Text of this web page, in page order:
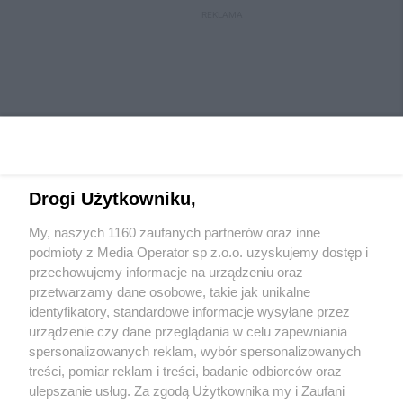
Wydawca mediówlokalnych
Nie zapomnij
zapoznać się z:
polityką prywatności regulamin korzystania z portali
Twojemiasto Skontaktuj się z nami
Drogi Użytkowniku,
My, naszych 1160 zaufanych partnerów oraz inne
podmioty z Media Operator sp z.o.o. uzyskujemy dostęp i
przechowujemy informacje na urządzeniu oraz
przetwarzamy dane osobowe, takie jak unikalne
identyfikatory, standardowe informacje wysyłane przez
urządzenie czy dane przeglądania w celu zapewniania
spersonalizowanych reklam, wybór spersonalizowanych
treści, pomiar reklam i treści, badanie odbiorców oraz
ulepszanie usług. Za zgodą Użytkownika my i Zaufani